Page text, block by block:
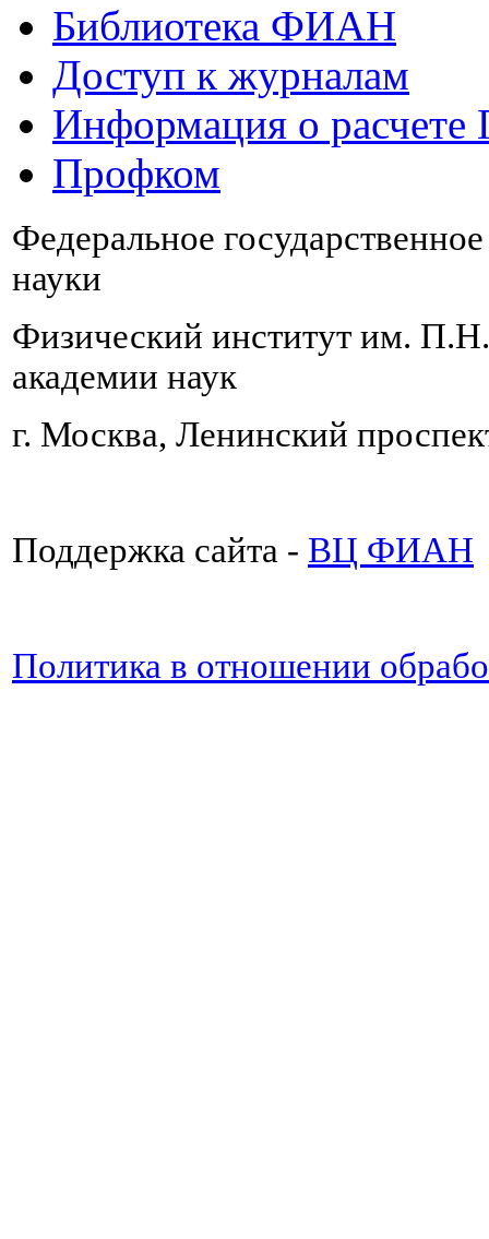
Библиотека ФИАН
Доступ к журналам
Информация о
Профком
Федеральное
науки
Физический институт им.
академии наук
г. Москва, Ленинский
Поддержка сайта - ВЦ ФИАН
Политика в отношении